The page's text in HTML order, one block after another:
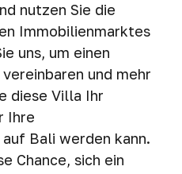
nutzen Sie die
Immobilienmarktes
uns, um einen
und mehr
diese Villa Ihr
Ihre
Bali werden kann.
Chance, sich ein